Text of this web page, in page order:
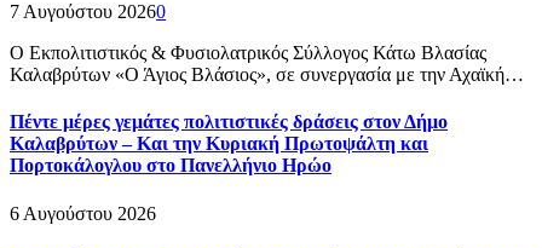
7 Αυγούστου 20260
Ο Εκπολιτιστικός & Φυσιολατρικός Σύλλογος Κάτω Βλασίας
Καλαβρύτων «Ο Άγιος Βλάσιος», σε συνεργασία με την Αχαϊκή…
Πέντε μέρες γεμάτες πολιτιστικές δράσεις στον Δήμο
Καλαβρύτων – Και την Κυριακή Πρωτοψάλτη και
Πορτοκάλογλου στο Πανελλήνιο Ηρώο
6 Αυγούστου 2026